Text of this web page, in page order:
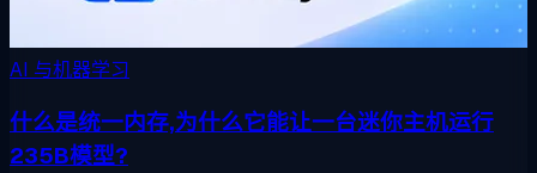
AI 与机器学习
什么是统一内存,为什么它能让一台迷你主机运行
235B模型?